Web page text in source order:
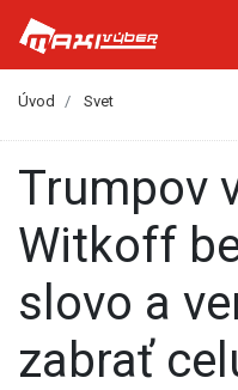
Úvod Svet
Trumpov vyslanec
Witkoff
slovo a
zabrať